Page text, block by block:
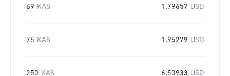
69 KAS 1.79657 USD
75 KAS 1.95279 USD
250 KAS 6.50933 USD